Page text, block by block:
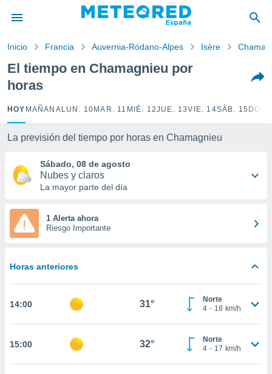
por
para
la
calidad.
a este
las
y
forma
basada
permite
seguir
coste.
botón
a la
Inicio Francia Auvernia-Ródano-Alpes Isère
El tiempo en Chamagnieu por
horas
HOY MAÑANA LUN. 10 MAR. 11 MIÉ. 12JUE. 13VIE. 14SÁB. 15
La previsión del tiempo por horas en Chamagnieu
Sábado, 08 de agosto
Nubes y claros
La mayor parte del día
1 Alerta ahora
Riesgo Importante
Horas anteriores
14:00 31°
Norte
4 - 18 km/h
15:00 32°
Norte
4 - 17 km/h